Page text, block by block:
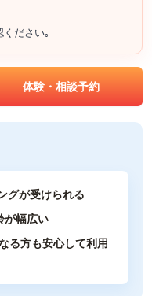
ださい｡
体験・相談予約
グが受けられる
が幅広い
る方も安心して利用